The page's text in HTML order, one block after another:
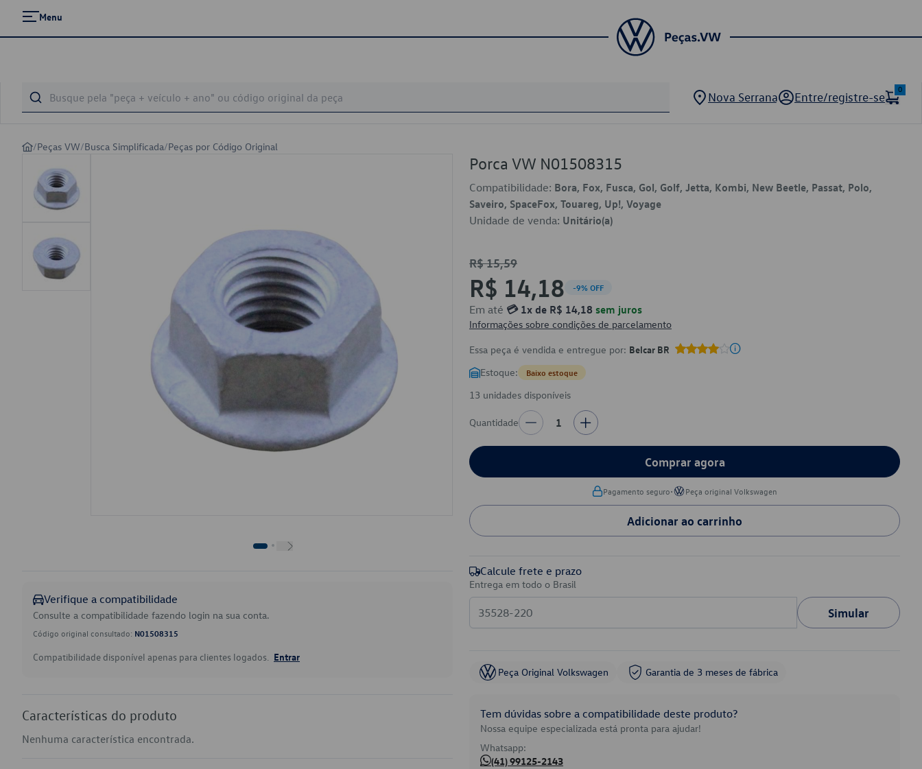
Menu
Nova Serrana Entre/registre-se
0
/Peças VW/Busca Simplificada/Peças por Código Original
Verifique a compatibilidade
Consulte a compatibilidade fazendo login na sua conta.
Código original consultado: N01508315
Compatibilidade disponível apenas para clientes logados. Entrar
Características do produto
Nenhuma característica encontrada.
Porca VW N01508315
Compatibilidade: Bora, Fox, Fusca, Gol, Golf, Jetta, Kombi, New Beetle, Passat, Polo,
Saveiro, SpaceFox, Touareg, Up!, Voyage
Unidade de venda: Unitário(a)
R$ 15,59
R$ 14,18 -9% OFF
Em até 💳 1x de R$ 14,18 sem juros
Informações sobre condições de parcelamento
Essa peça é vendida e entregue por: Belcar BR
Estoque: Baixo estoque
13 unidades disponíveis
Quantidade 1
Comprar agora
Pagamento seguro• Peça original Volkswagen
Adicionar ao carrinho
Calcule frete e prazo
Entrega em todo o Brasil
Simular
Peça Original Volkswagen Garantia de 3 meses de fábrica
Tem dúvidas sobre a compatibilidade deste produto?
Nossa equipe especializada está pronta para ajudar!
Whatsapp:
(41) 99125-2143